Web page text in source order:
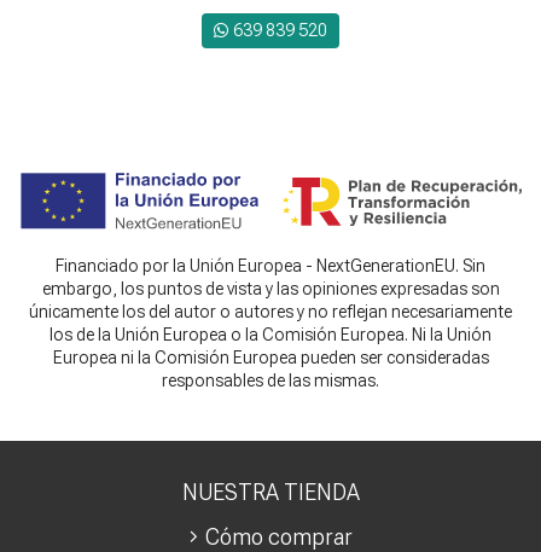
639 839 520
Financiado por la Unión Europea - NextGenerationEU. Sin
embargo, los puntos de vista y las opiniones expresadas son
únicamente los del autor o autores y no reflejan necesariamente
los de la Unión Europea o la Comisión Europea. Ni la Unión
Europea ni la Comisión Europea pueden ser consideradas
responsables de las mismas.
NUESTRA TIENDA
Cómo comprar